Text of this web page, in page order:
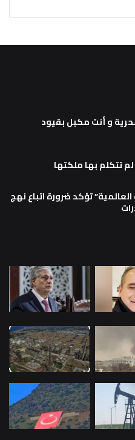
و أنت مكبل بقيود
تتكلم بها ملكتها
تؤكد ضرورة اتباع نهج